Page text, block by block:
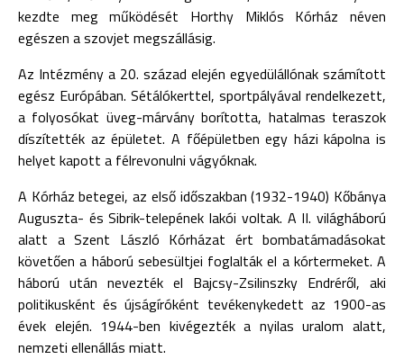
kezdte meg működését Horthy Miklós Kórház néven
egészen a szovjet megszállásig.
Az Intézmény a 20. század elején egyedülállónak számított
egész Európában. Sétálókerttel, sportpályával rendelkezett,
a folyosókat üveg-márvány borította, hatalmas teraszok
díszítették az épületet. A főépületben egy házi kápolna is
helyet kapott a félrevonulni vágyóknak.
A Kórház betegei, az első időszakban (1932-1940) Kőbánya
Auguszta- és Sibrik-telepének lakói voltak. A II. világháború
alatt a Szent László Kórházat ért bombatámadásokat
követően a háború sebesültjei foglalták el a kórtermeket. A
háború után nevezték el Bajcsy-Zsilinszky Endréről, aki
politikusként és újságíróként tevékenykedett az 1900-as
évek elején. 1944-ben kivégezték a nyilas uralom alatt,
nemzeti ellenállás miatt.